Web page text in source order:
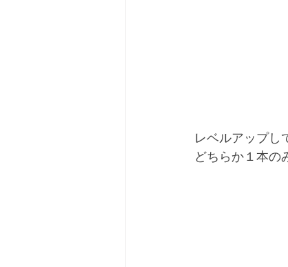
レベルアップし
どちらか１本の